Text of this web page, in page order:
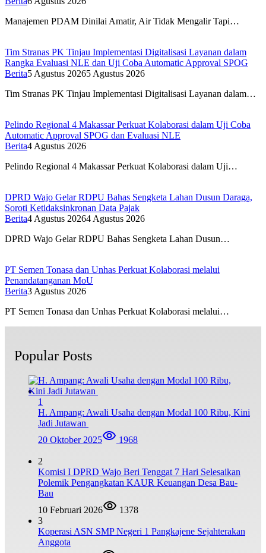
Manajemen PDAM Dinilai Amatir, Air Tidak Mengalir Tapi…
Tim Stranas PK Tinjau Implementasi Digitalisasi Layanan dalam
Rangka Evaluasi NLE dan Uji Coba Automatic Approval SPOG
Berita5 Agustus 20265 Agustus 2026
Tim Stranas PK Tinjau Implementasi Digitalisasi Layanan dalam…
Pelindo Regional 4 Makassar Perkuat Kolaborasi dalam Uji Coba
Automatic Approval SPOG dan Evaluasi NLE
Berita4 Agustus 2026
Pelindo Regional 4 Makassar Perkuat Kolaborasi dalam Uji…
DPRD Wajo Gelar RDPU Bahas Sengketa Lahan Dusun Daraga,
Soroti Ketidaksinkronan Data Pajak
Berita4 Agustus 20264 Agustus 2026
DPRD Wajo Gelar RDPU Bahas Sengketa Lahan Dusun…
PT Semen Tonasa dan Unhas Perkuat Kolaborasi melalui
Penandatanganan MoU
Berita3 Agustus 2026
PT Semen Tonasa dan Unhas Perkuat Kolaborasi melalui…
Popular Posts
1
H. Ampang: Awali Usaha dengan Modal 100 Ribu, Kini
Jadi Jutawan
20 Oktober 2025
1968
2
Komisi I DPRD Wajo Beri Tenggat 7 Hari Selesaikan
Polemik Pengangkatan KAUR Keuangan Desa Bau-
Bau
10 Februari 2026
1378
3
Koperasi ASN SMP Negeri 1 Pangkajene Sejahterakan
Anggota